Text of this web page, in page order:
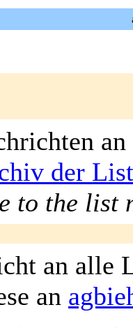
an
der
to the list
an alle
an